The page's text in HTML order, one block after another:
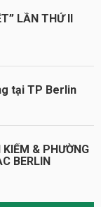
LẦN THỨ II
tại TP Berlin
& PHƯỜNG
BERLIN